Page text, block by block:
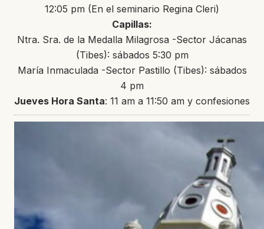
12:05 pm (En el seminario Regina Cleri)
Capillas:
Ntra. Sra. de la Medalla Milagrosa -Sector Jácanas
(Tibes): sábados 5:30 pm
María Inmaculada -Sector Pastillo (Tibes): sábados
4 pm
Jueves Hora Santa: 11 am a 11:50 am y confesiones